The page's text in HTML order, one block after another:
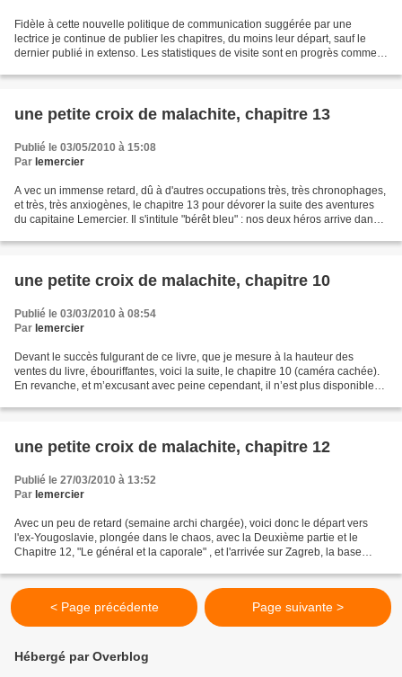
Fidèle à cette nouvelle politique de communication suggérée par une
lectrice je continue de publier les chapitres, du moins leur départ, sauf le
dernier publié in extenso. Les statistiques de visite sont en progrès comme
une petite croix de malachite, chapitre 13
Publié le 03/05/2010 à 15:08
Par lemercier
A vec un immense retard, dû à d'autres occupations très, très chronophages,
et très, très anxiogènes, le chapitre 13 pour dévorer la suite des aventures
du capitaine Lemercier. Il s'intitule "bérêt bleu" : nos deux héros arrive dans
une petite croix de malachite, chapitre 10
Publié le 03/03/2010 à 08:54
Par lemercier
Devant le succès fulgurant de ce livre, que je mesure à la hauteur des
ventes du livre, ébouriffantes, voici la suite, le chapitre 10 (caméra cachée).
En revanche, et m’excusant avec peine cependant, il n’est plus disponible
une petite croix de malachite, chapitre 12
Publié le 27/03/2010 à 13:52
Par lemercier
Avec un peu de retard (semaine archi chargée), voici donc le départ vers
l'ex-Yougoslavie, plongée dans le chaos, avec la Deuxième partie et le
Chapitre 12, "Le général et la caporale" , et l'arrivée sur Zagreb, la base
< Page précédente Page suivante >
Hébergé par Overblog